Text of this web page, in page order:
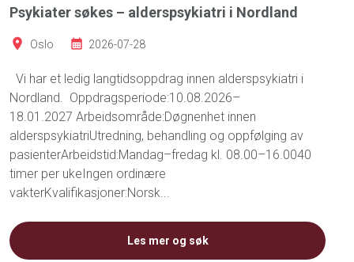
Psykiater søkes – alderspsykiatri i Nordland
Oslo 2026-07-28
Vi har et ledig langtidsoppdrag innen alderspsykiatri i
Nordland. Oppdragsperiode:10.08.2026–
18.01.2027 Arbeidsområde:Døgnenhet innen
alderspsykiatriUtredning, behandling og oppfølging av
pasienterArbeidstid:Mandag–fredag kl. 08.00–16.0040
timer per ukeIngen ordinære
vakterKvalifikasjoner:Norsk...
Les mer og søk